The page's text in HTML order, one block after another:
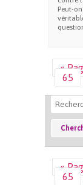
Peut-
«
65
«
65